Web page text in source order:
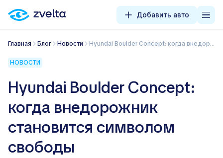
Добавить авто
Главная Блог Новости Hyundai Boulder Concept: когда внедорожник становится символом свободы
НОВОСТИ
Hyundai Boulder Concept:
когда внедорожник
становится символом
свободы